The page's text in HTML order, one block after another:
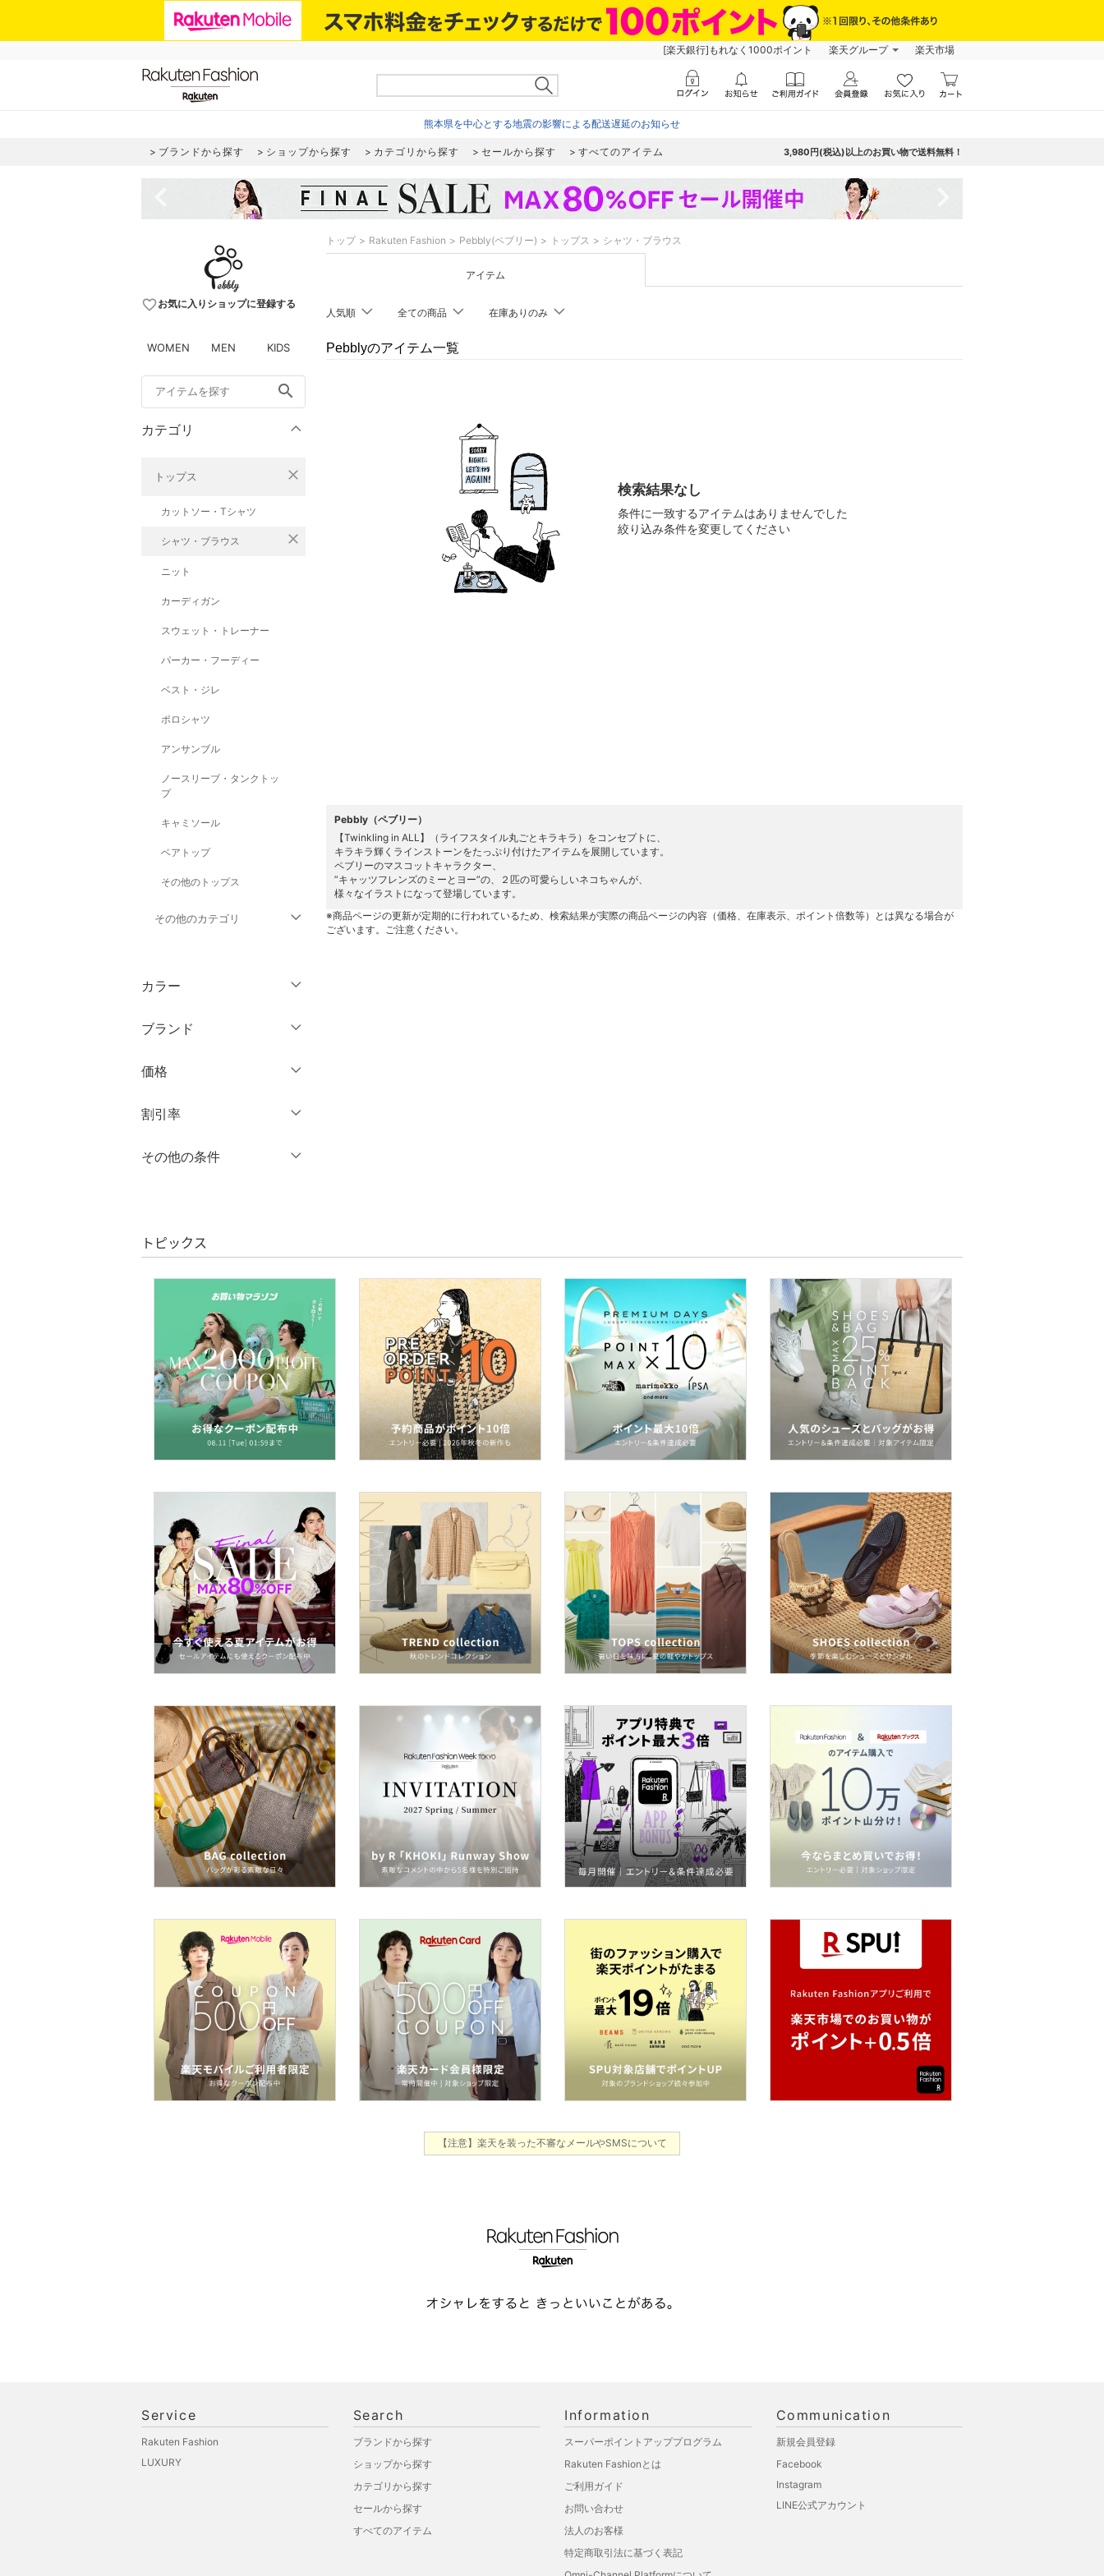
[楽天銀行]もれなく1000ポイント 楽天グループ 楽天市場
熊本県を中心とする地震の影響による配送遅延のお知らせ
ブランドから探す ショップから探す カテゴリから探す セールから探す すべてのアイテム 3,980円(税込)以上のお買い物で送料無料！
favorite_borderお気に入りショップに登録する
WOMEN MEN KIDS
search
カテゴリ
トップス close
カットソー・Tシャツ
シャツ・ブラウス close
ニット
カーディガン
スウェット・トレーナー
パーカー・フーディー
ベスト・ジレ
ポロシャツ
アンサンブル
ノースリーブ・タンクトッ
プ
キャミソール
ベアトップ
その他のトップス
その他のカテゴリ
パンツ
ワンピース・ドレス
スカート
オールインワン・オーバ
バッグ
インナー・ルームウェア
靴下・レッグウェア
ファッション雑貨
アクセサリー・腕時計
財布・ポーチ・ケース
ー用品
スーツ・フォーマル
水着・スイムグッズ
着物・浴衣・和装小物
ベースメイク
メイクアップ
ネイル
ボディケア・オーラルケ
フレグランス
メイク道具・美容器具
コフレ・キット・セット
食器・調理器具・キッチ
ン用品
インテリア・生活雑貨
カラー
クリア
ブランド
価格
絞り込み
割引率
％OFF～ ％OFF
その他の条件
クリア 絞り込み
トップ Rakuten Fashion Pebbly(ペブリー) トップス シャツ・ブラウス
アイテム
人気順 全ての商品 在庫ありのみ
Pebblyのアイテム一覧
検索結果なし
条件に一致するアイテムはありませんでした
絞り込み条件を変更してください
Pebbly（ペブリー）
【Twinkling in ALL】（ライフスタイル丸ごとキラキラ）をコンセプトに、
キラキラ輝くラインストーンをたっぷり付けたアイテムを展開しています。
ペブリーのマスコットキャラクター、
”キャッツフレンズのミーとヨー”の、２匹の可愛らしいネコちゃんが、
様々なイラストになって登場しています。
※商品ページの更新が定期的に行われているため、検索結果が実際の商品ページの内容（価格、在庫表示、ポイント倍数等）とは異なる場合が
ございます。ご注意ください。
トピックス
【注意】楽天を装った不審なメールやSMSについて
Service
Rakuten Fashion
LUXURY
Search
ブランドから探す
ショップから探す
カテゴリから探す
セールから探す
すべてのアイテム
Information
スーパーポイントアッププログラム
Rakuten Fashionとは
ご利用ガイド
お問い合わせ
法人のお客様
特定商取引法に基づく表記
Communication
新規会員登録
Facebook
Instagram
LINE公式アカウント